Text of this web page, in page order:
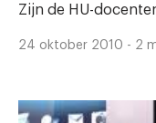
Zijn de HU-
24 oktober 2010 - 2